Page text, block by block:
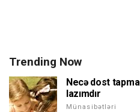
Trending Now
Necə dost
lazımdır
Münasibətləri